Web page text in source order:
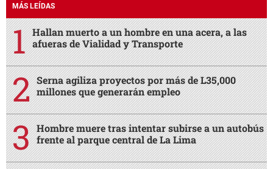
MÁS LEÍDAS
Hallan muerto a un hombre en una acera, a las
afueras de Vialidad y Transporte
Serna agiliza proyectos por más de L35,000
millones que generarán empleo
Hombre muere tras intentar subirse a un autobús
frente al parque central de La Lima